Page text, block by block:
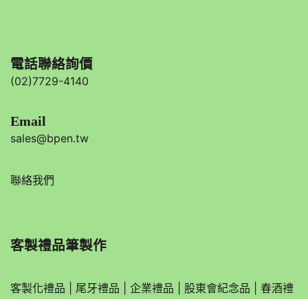
電話聯絡詢價
(02)7729-4140
Email
sales@bpen.tw
聯絡我們
客製禮品筆製作
客製化禮品 尾牙禮品 企業禮品 股東會紀念品
春酒禮